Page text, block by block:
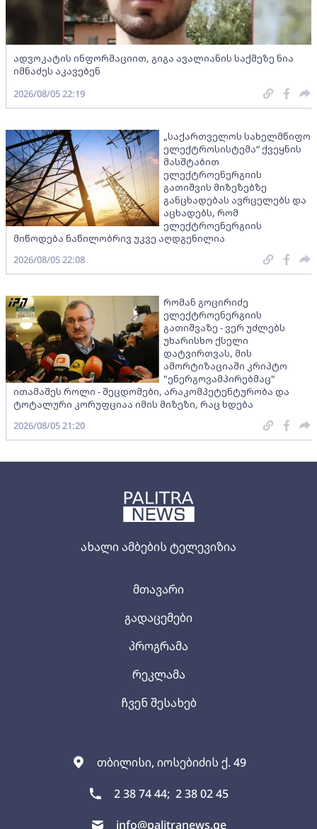
ახალი ამბების ტელევიზია
თბილისი, იოსებიძის ქ. 49
2 38 74 44; 2 38 02 45
info@palitranews.ge
მთავარი
გადაცემები
პროგრამა
რეკლამა
ჩვენ შესახებ
ადვოკატის ინფორმაციით, გიგა ავალიანის საქმეზე ნია
იმნაძეს აკავებენ
2026/08/05 22:19
„საქართველოს სახელმწიფო
ელექტროსისტემა“ ქვეყნის
მასშტაბით
ელექტროენერგიის
გათიშვის მიზეზებზე
განცხადებას ავრცელებს და
აცხადებს, რომ
ელექტროენერგიის
მიწოდება ნაწილობრივ უკვე აღდგენილია
2026/08/05 22:08
რომან გოცირიძე
ელექტროენერგიის
გათიშვაზე - ვერ უძლებს
უხარისხო ქსელი
დატვირთვას, მის
ამორტიზაციაში კრიპტო
"ენერგოვამპირებმაც"
ითამაშეს როლი - შეცდომები, არაკომპეტენტურობა და
ტოტალური კორუფციაა იმის მიზეზი, რაც ხდება
2026/08/05 21:20